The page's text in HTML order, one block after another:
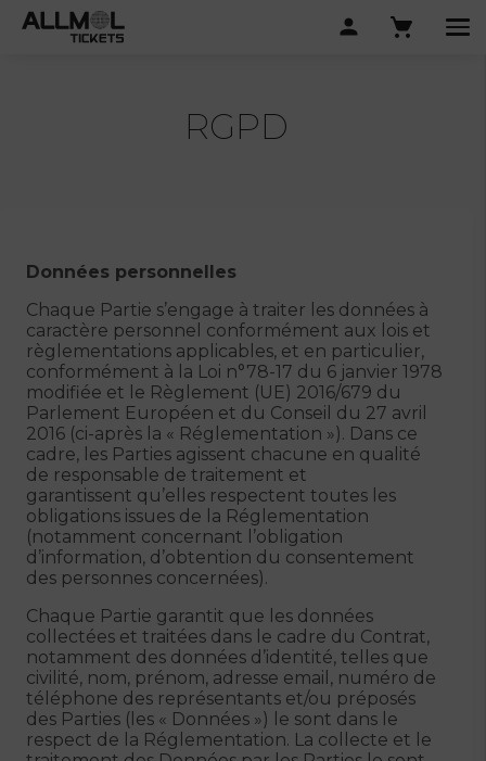
RGPD
Données personnelles
Chaque Partie s’engage à traiter les données à
caractère personnel conformément aux lois et
règlementations applicables, et en particulier,
conformément à la Loi n°78-17 du 6 janvier 1978
modifiée et le Règlement (UE) 2016/679 du
Parlement Européen et du Conseil du 27 avril
2016 (ci-après la « Réglementation »). Dans ce
cadre, les Parties agissent chacune en qualité
de responsable de traitement et
garantissent qu’elles respectent toutes les
obligations issues de la Réglementation
(notamment concernant l’obligation
d’information, d’obtention du consentement
des personnes concernées).
Chaque Partie garantit que les données
collectées et traitées dans le cadre du Contrat,
notamment des données d’identité, telles que
civilité, nom, prénom, adresse email, numéro de
téléphone des représentants et/ou préposés
des Parties (les « Données ») le sont dans le
respect de la Réglementation. La collecte et le